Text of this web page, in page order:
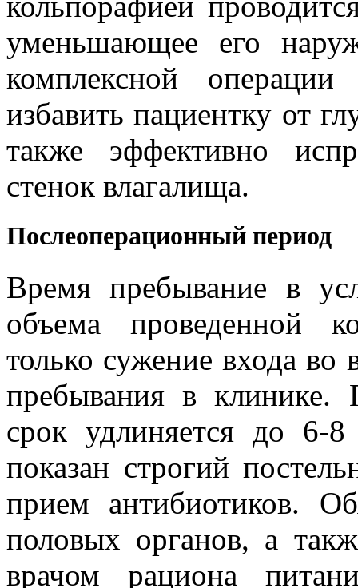
уменьшающее его
комплексной
избавить пациентку от
также эффективно
стенок влагалища.
Послеоперационный период
Время пребывание в
объема проведенной
только сужение входа во
пребывания в
срок удлиняется до 6-
показан строгий
прием антибиотиков.
половых органов, а
врачом рациона